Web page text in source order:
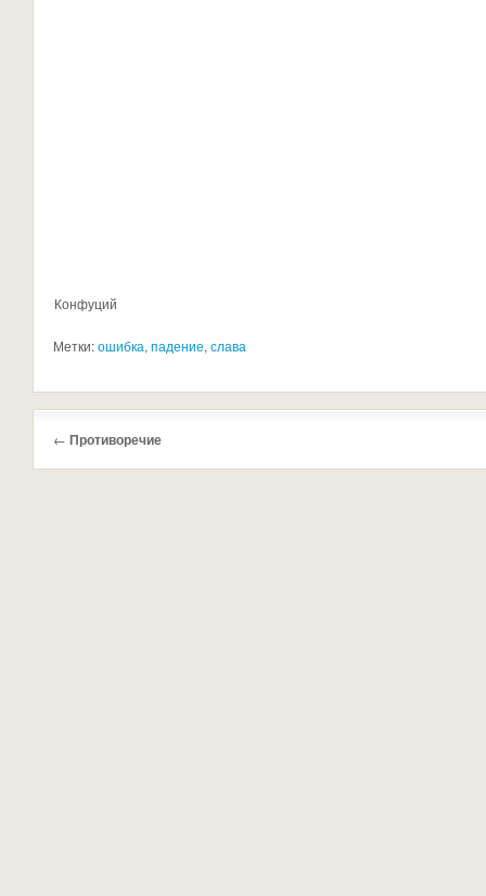
Конфуций
Метки:ошибка, падение, слава
← Противоречие